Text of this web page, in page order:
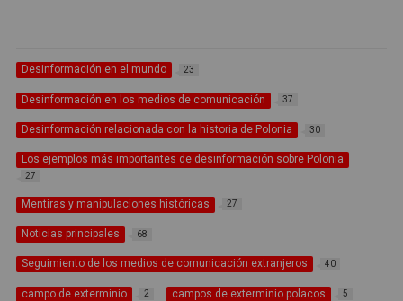
Desinformación en el mundo 23
Desinformación en los medios de comunicación 37
Desinformación relacionada con la historia de Polonia 30
Los ejemplos más importantes de desinformación sobre Polonia
27
Mentiras y manipulaciones históricas 27
Noticias principales 68
Seguimiento de los medios de comunicación extranjeros 40
campo de exterminio 2 campos de exterminio polacos 5